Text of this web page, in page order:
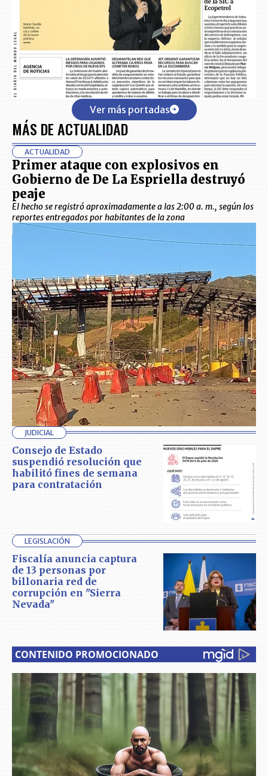
Ver más portadas
MÁS DE ACTUALIDAD
ACTUALIDAD
Primer ataque con explosivos en
Gobierno de De La Espriella destruyó
peaje
El hecho se registró aproximadamente a las 2:00 a. m., según los
reportes entregados por habitantes de la zona
JUDICIAL
Consejo de Estado
suspendió resolución que
habilitó fines de semana
para contratación
LEGISLACIÓN
Fiscalía anuncia captura
de 13 personas por
billonaria red de
corrupción en "Sierra
Nevada"